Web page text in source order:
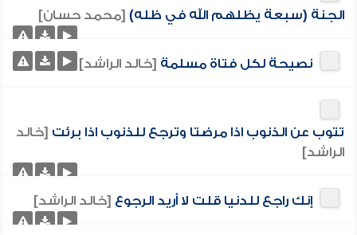
الجنة (سبعة يظلهم الله في ظله) [محمد حسان]
نصيحة لكل فتاة مسلمة [خالد الراشد]
تتوب عن الذنوب اذا مرضتا وترجع للذنوب اذا برئت [خالد
الراشد]
إنك راجع للدنيا قلت لا أريد الرجوع [خالد الراشد]